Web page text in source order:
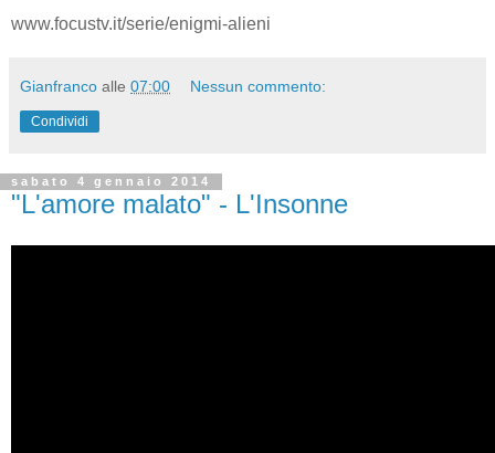
www.focustv.it/serie/enigmi-alieni
Gianfranco alle 07:00 Nessun commento:
Condividi
sabato 4 gennaio 2014
"L'amore malato" - L'Insonne